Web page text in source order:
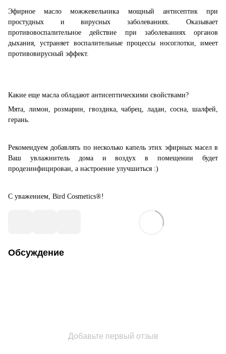
Эфирное масло можжевельника мощный антисептик при
простудных и вирусных заболеваниях. Оказывает
противовоспалительное действие при заболеваниях органов
дыхания, устраняет воспалительные процессы носоглотки, имеет
противовирусный эффект.
Какие еще масла обладают антисептическими свойствами?
Мята, лимон, розмарин, гвоздика, чабрец, ладан, сосна, шалфей,
герань.
Рекомендуем добавлять по несколько капель этих эфирных масел в
Ваш увлажнитель дома и воздух в помещении будет
продезинфицирован, а настроение улучшиться :)
С уважением, Bird Cosmetics®!
Обсуждение
Добавьте первый отзыв